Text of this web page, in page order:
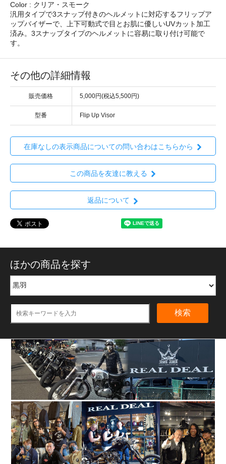
Color : クリア・スモーク
汎用タイプで3スナップ付きのヘルメットに対応するフリップア
ップバイザーで、上下可動式で目とお肌に優しいUVカット加工
済み。3スナップタイプのヘルメットに容易に取り付け可能で
す。
その他の詳細情報
販売価格 5,000円(税込5,500円)
型番 Flip Up Visor
在庫なしの表示商品についての問い合わはこちらから
この商品を友達に教える
返品について
ほかの商品を探す
検索